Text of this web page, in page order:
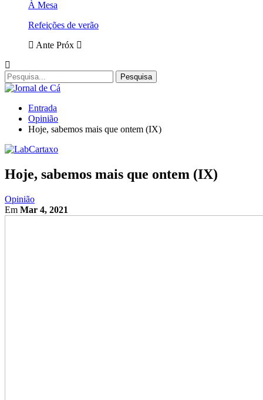
À Mesa
Refeições de verão
Ante Próx
Entrada
Opinião
Hoje, sabemos mais que ontem (IX)
Hoje, sabemos mais que ontem (IX)
Opinião
Em Mar 4, 2021